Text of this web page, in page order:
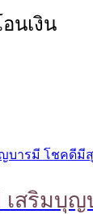
นเงิน
สริมบุญ